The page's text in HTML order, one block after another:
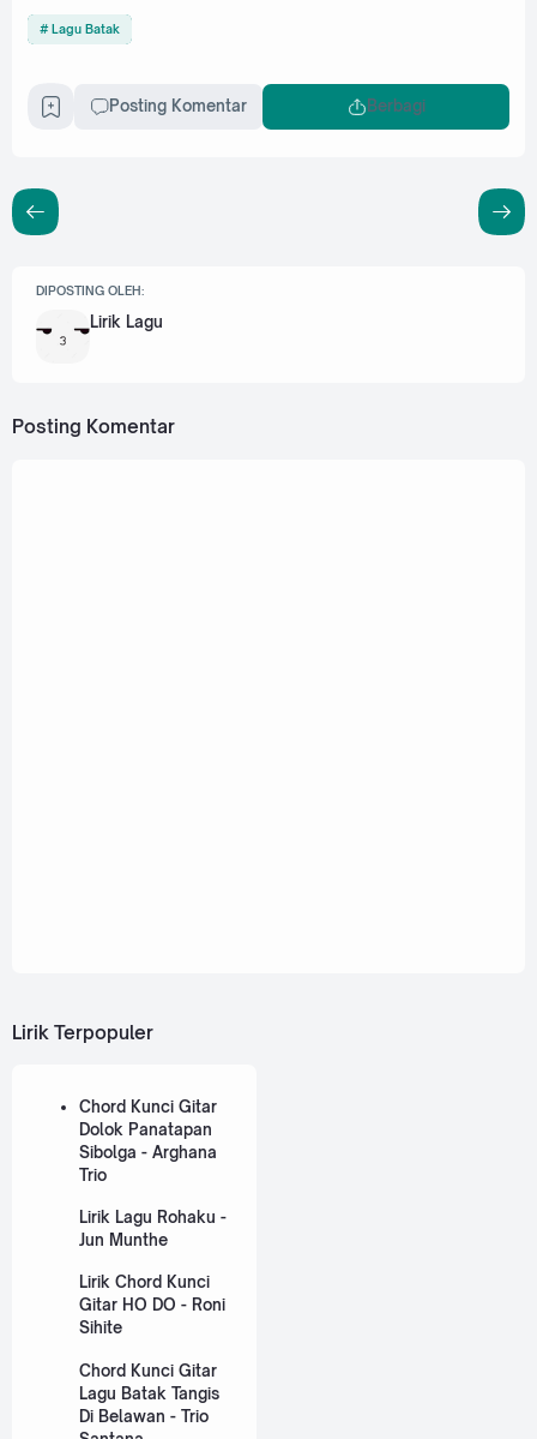
Lagu Batak
Posting Komentar Berbagi
DIPOSTING OLEH:
Lirik Lagu
Posting Komentar
Lirik Terpopuler
Chord Kunci Gitar
Dolok Panatapan
Sibolga - Arghana
Trio
Lirik Lagu Rohaku -
Jun Munthe
Lirik Chord Kunci
Gitar HO DO - Roni
Sihite
Chord Kunci Gitar
Lagu Batak Tangis
Di Belawan - Trio